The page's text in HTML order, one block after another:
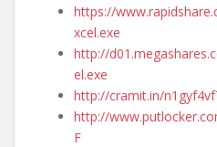
https://
xcel.exe
http://
el.exe
http://cramit.in/
http://
F